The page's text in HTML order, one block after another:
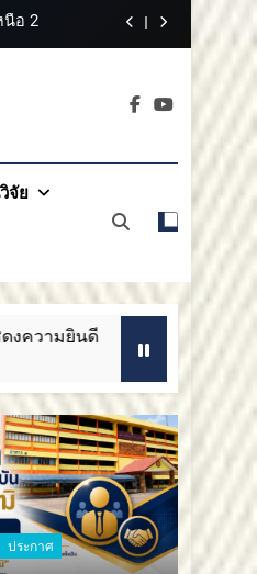
ยินดี
นือ 2
จัย
กาศสถาบันการอาชีวศึกษาภาคต
ประกาศ